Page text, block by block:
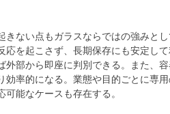
ない点もガラスならではの強みと
を起こさず、長期保存にも安定し
部から即座に判別できる。また、
率的になる。業態や目的ごとに専
能なケースも存在する。